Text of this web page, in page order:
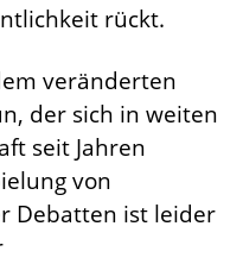
rückt.
veränderten
der sich in weiten
seit Jahren
von
Debatten ist leider